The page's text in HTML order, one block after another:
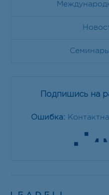
Подпишись на
Ошибка: